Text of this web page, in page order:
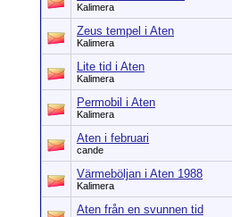
Kalimera
Zeus tempel i Aten
Kalimera
Lite tid i Aten
Kalimera
Permobil i Aten
Kalimera
Aten i februari
cande
Värmeböljan i Aten 1988
Kalimera
Aten från en svunnen tid